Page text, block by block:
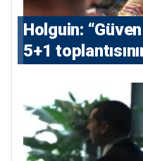
⁠Holguin:
5+1